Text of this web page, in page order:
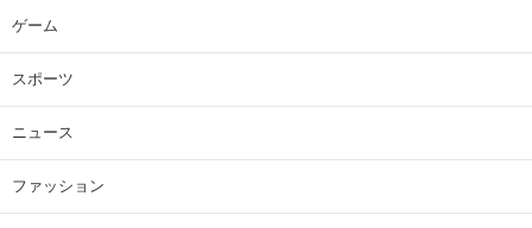
ゲーム
スポーツ
ニュース
ファッション